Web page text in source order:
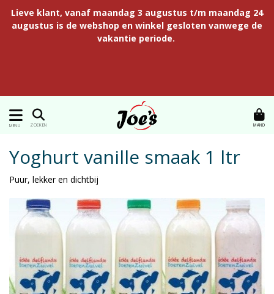
Lieve klant, vanaf maandag 3 augustus t/m maandag 24
augustus is de webshop en winkel gesloten vanwege de
vakantie periode.
MENU ZOEKEN MAND
Yoghurt vanille smaak 1 ltr
Puur, lekker en dichtbij